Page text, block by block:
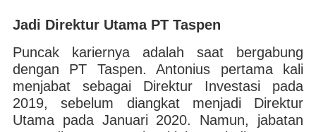
Jadi Direktur Utama PT Taspen
Puncak kariernya adalah saat bergabung
dengan PT Taspen. Antonius pertama kali
menjabat sebagai Direktur Investasi pada
2019, sebelum diangkat menjadi Direktur
Utama pada Januari 2020. Namun, jabatan